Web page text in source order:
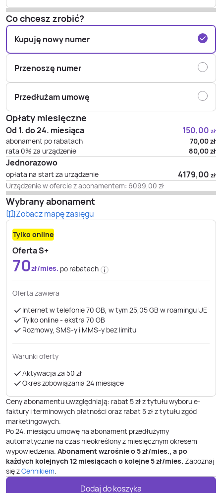
Co chcesz zrobić?
Kupuję nowy numer
Przenoszę numer
Przedłużam umowę
Opłaty miesięczne
Od 1. do 24. miesiąca 150,00 zł
abonament po rabatach 70,00zł
rata 0% za urządzenie
80,00zł
Jednorazowo
opłata na start za urządzenie 4179,00 zł
Urządzenie w ofercie z abonamentem: 6099,00 zł
Wybrany abonament
Zobacz mapę zasięgu
Tylko online
Oferta S+
70zł/mies. po rabatach
Oferta zawiera
Internet w telefonie 70 GB, w tym 25,05 GB w roamingu UE
Tylko online - ekstra 70 GB
Rozmowy, SMS-y i MMS-y bez limitu
Warunki oferty
Aktywacja za 50 zł
Okres zobowiązania 24 miesiące
Ceny abonamentu uwzględniają: rabat 5 zł z tytułu wyboru e-
faktury i terminowych płatności oraz rabat 5 zł z tytułu zgód
marketingowych.
Po24. miesiącu umowę na abonament przedłużymy
automatycznie na czas nieokreślony z miesięcznym okresem
wypowiedzenia. Abonament wzrośnie o 5zł/mies., a po
każdych kolejnych 12 miesiącach o kolejne5zł/mies. Zapoznaj
się zCennikiem.
Dodaj do koszyka